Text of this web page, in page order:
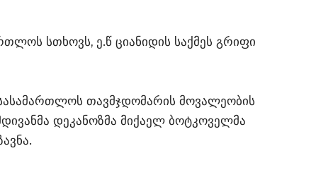
სთხოვს, ე.წ ციანიდის საქმეს გრიფი
სასამართლოს თავმჯდომარის მოვალეობის
დეკანოზმა მიქაელ ბოტკოველმა